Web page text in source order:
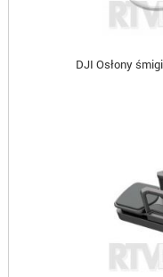
DJI Osłony